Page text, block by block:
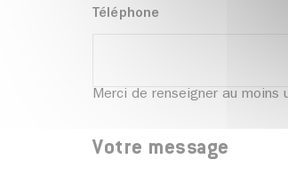
Téléphone
Merci de renseigner au moins
Votre message